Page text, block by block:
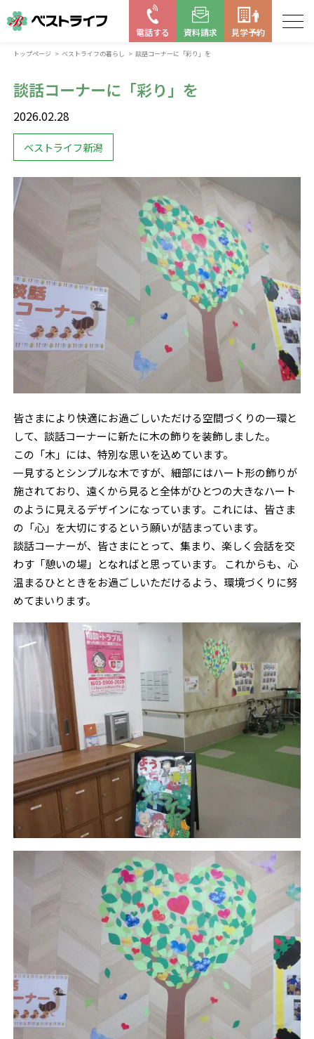
電話する 資料請求 見学予約
お近くの施設を探す
はじめての老人ホーム
トップページ ベストライフの暮らし 談話コーナーに「彩り」を
談話コーナーに「彩り」を
2026.02.28
ベストライフ新潟
皆さまにより快適にお過ごしいただける空間づくりの一環と
して、談話コーナーに新たに木の飾りを装飾しました。
この「木」には、特別な思いを込めています。
一見するとシンプルな木ですが、細部にはハート形の飾りが
施されており、遠くから見ると全体がひとつの大きなハート
のように見えるデザインになっています。これには、皆さま
の「心」を大切にするという願いが詰まっています。
談話コーナーが、皆さまにとって、集まり、楽しく会話を交
わす「憩いの場」となればと思っています。 これからも、心
温まるひとときをお過ごしいただけるよう、環境づくりに努
めてまいります。